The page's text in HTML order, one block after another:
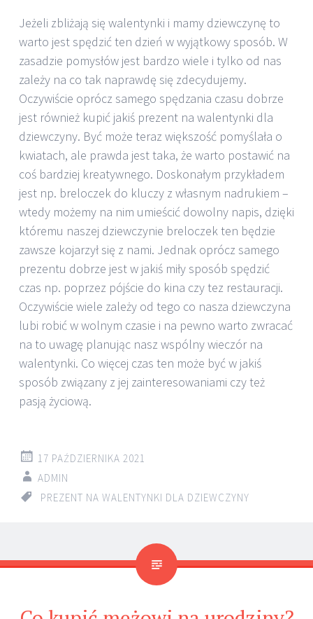
Jeżeli zbliżają się walentynki i mamy dziewczynę to
warto jest spędzić ten dzień w wyjątkowy sposób. W
zasadzie pomysłów jest bardzo wiele i tylko od nas
zależy na co tak naprawdę się zdecydujemy.
Oczywiście oprócz samego spędzania czasu dobrze
jest również kupić jakiś prezent na walentynki dla
dziewczyny. Być może teraz większość pomyślała o
kwiatach, ale prawda jest taka, że warto postawić na
coś bardziej kreatywnego. Doskonałym przykładem
jest np. breloczek do kluczy z własnym nadrukiem –
wtedy możemy na nim umieścić dowolny napis, dzięki
któremu naszej dziewczynie breloczek ten będzie
zawsze kojarzył się z nami. Jednak oprócz samego
prezentu dobrze jest w jakiś miły sposób spędzić
czas np. poprzez pójście do kina czy tez restauracji.
Oczywiście wiele zależy od tego co nasza dziewczyna
lubi robić w wolnym czasie i na pewno warto zwracać
na to uwagę planując nasz wspólny wieczór na
walentynki. Co więcej czas ten może być w jakiś
sposób związany z jej zainteresowaniami czy też
pasją życiową.
17 PAŹDZIERNIKA 2021
ADMIN
PREZENT NA WALENTYNKI DLA DZIEWCZYNY